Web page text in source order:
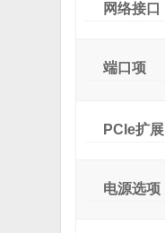
网络接口
端口项
PCIe扩展
电源选项